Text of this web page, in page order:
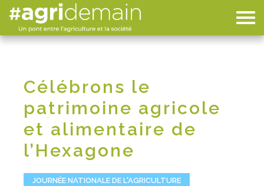
Célébrons le
patrimoine agricole
et alimentaire de
l’Hexagone
JOURNÉE NATIONALE DE L'AGRICULTURE